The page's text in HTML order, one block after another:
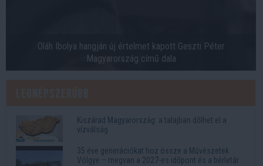
Oláh Ibolya hangján új értelmet kapott Geszti Péter
Magyarország című dala
Kiszárad Magyarország: a talajban dőlhet el a
vízválság
35 éve generációkat hoz össze a Művészetek
Völgye – megvan a 2027-es időpont és a bérletár